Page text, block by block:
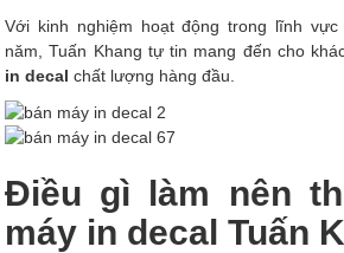
Với kinh nghiệm hoạt động trong lĩnh
năm, Tuấn Khang tự tin mang đến cho
in decal chất lượng hàng đầu.
Điều gì làm nên
máy in decal Tuấn